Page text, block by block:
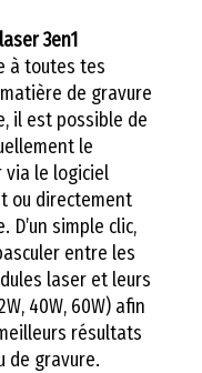
3en1
à toutes tes
de gravure
il est possible de
le
via le logiciel
ou directement
D’un simple clic,
entre les
laser et leurs
40W, 60W) afin
résultats
de gravure.